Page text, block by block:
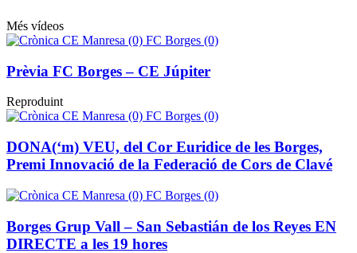
Més vídeos
Prèvia FC Borges – CE Júpiter
Reproduint
DONA(‘m) VEU, del Cor Euridice de les Borges,
Premi Innovació de la Federació de Cors de Clavé
Borges Grup Vall – San Sebastián de los Reyes EN
DIRECTE a les 19 hores